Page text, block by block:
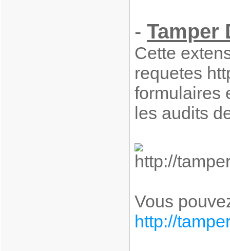
- Tamper
Cette
requetes
formulaires
les audits
Vous
http://